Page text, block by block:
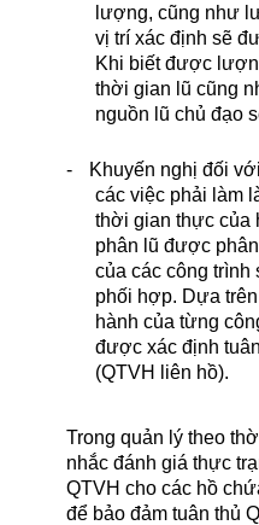
lượng, cũng như
vị trí xác định sẽ
Khi biết được
thời gian lũ cũng
nguồn lũ chủ đạo
-
Khuyến nghị đối
các việc phải làm
thời gian thực của
phân lũ được
của các công trình
phối hợp. Dựa
hành của từng
được xác định
(QTVH liên hồ).
Trong quản lý theo
nhắc đánh giá thực
QTVH cho các hồ
để bảo đảm tuân thủ